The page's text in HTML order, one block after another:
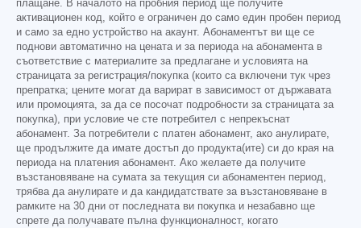
плащане. В началото на пробния период ще получите
активационен код, който е ограничен до само един пробен период
и само за едно устройство на акаунт. Абонаментът ви ще се
поднови автоматично на цената и за периода на абонамента в
съответствие с материалите за предлагане и условията на
страницата за регистрация/покупка (които са включени тук чрез
препратка; цените могат да варират в зависимост от държавата
или промоцията, за да се посочат подробности за страницата за
покупка), при условие че сте потребител с непрекъснат
абонамент. За потребители с платен абонамент, ако анулирате,
ще продължите да имате достъп до продукта(ите) си до края на
периода на платения абонамент. Ако желаете да получите
възстановяване на сумата за текущия си абонаментен период,
трябва да анулирате и да кандидатствате за възстановяване в
рамките на 30 дни от последната ви покупка и незабавно ще
спрете да получавате пълна функционалност, когато